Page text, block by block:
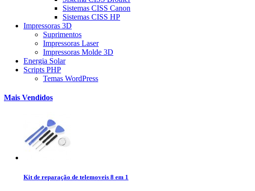
Sistemas CISS Canon
Sistemas CISS HP
Impressoras 3D
Suprimentos
Impressoras Laser
Impressoras Molde 3D
Energia Solar
Scripts PHP
Temas WordPress
Mais Vendidos
Kit de reparação de telemoveis 8 em 1